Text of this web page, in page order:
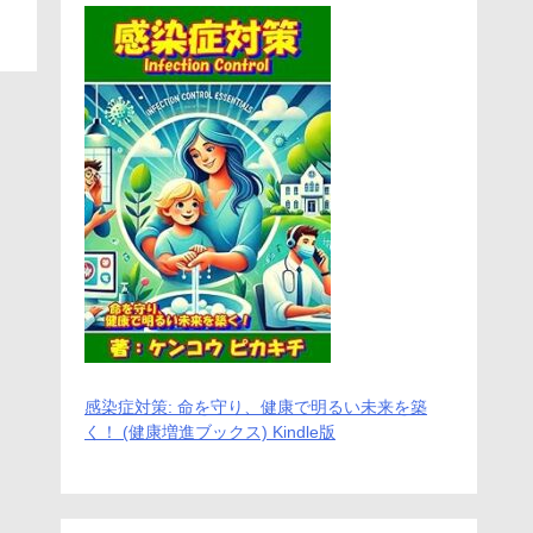
感染症対策: 命を守り、健康で明るい未来を築
く！ (健康増進ブックス) Kindle版